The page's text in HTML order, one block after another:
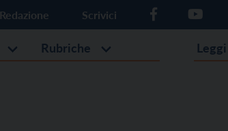
Redazione Scrivici
Rubriche